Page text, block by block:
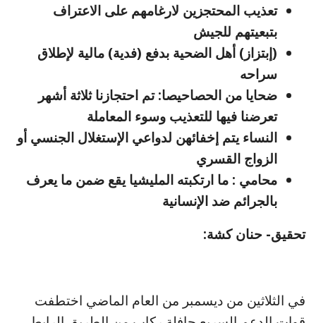
تعذيب المحتجزين لارغامهم على الاعتراف
بتبعيتهم للجيش
(إبتزاز) أهل الضحية بدفع (فدية) مالية لإطلاق
سراحه
ضحايا من الحصاحيصا: تم احتجازنا ثلاثة أشهر
تعرضنا فيها للتعذيب وسوء المعاملة
النساء يتم إخفائهن لدواعي الإستغلال الجنسي أو
الزواج القسري
محامي : ما ارتكبته المليشيا يقع ضمن ما يعرف
بالجرائم ضد الإنسانية
تحقيق- حنان كشة:
في الثلاثين من ديسمبر من العام الماضي اختطفت